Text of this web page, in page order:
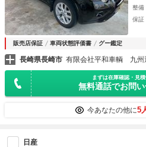
整備
保証
販売店保証 車両状態評価書 グー鑑定
長崎県長崎市 有限会社平和車輌 九州
まずは在庫確認・見
無料通話でお問
今あなたの他に5
日産